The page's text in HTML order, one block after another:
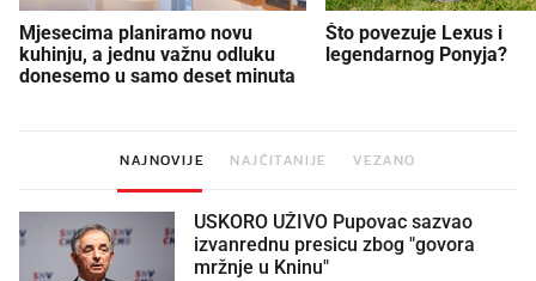
Mjesecima planiramo novu
kuhinju, a jednu važnu odluku
donesemo u samo deset minuta
Što povezuje Lexus i
legendarnog Ponyja?
NAJNOVIJE NAJČITANIJE VEZANO
USKORO UŽIVO Pupovac sazvao
izvanrednu presicu zbog "govora
mržnje u Kninu"